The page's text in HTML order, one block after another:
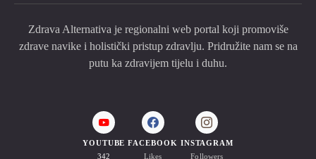
Zdrava Alternativa je regionalni web portal koji promoviše
zdrave navike i holistički pristup zdravlju. Pridružite nam se na
putu ka zdravijem tijelu i duhu.
YOUTUBE
342
FACEBOOK
Likes
INSTAGRAM
Followers